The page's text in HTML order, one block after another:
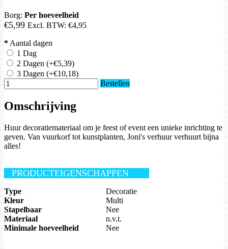
Borg: Per hoeveelheid
€5,99 Excl. BTW: €4,95
* Aantal dagen
1 Dag
2 Dagen (+€5,39)
3 Dagen (+€10,18)
Bestellen
Omschrijving
Huur decoratiemateriaal om je feest of event een unieke inrichting te
geven. Van vuurkorf tot kunstplanten, Joni's verhuur verhuurt bijna
alles!
PRODUCTEIGENSCHAPPEN
Type
Decoratie
Kleur
Multi
Stapelbaar
Nee
Materiaal
n.v.t.
Minimale hoeveelheid
Nee